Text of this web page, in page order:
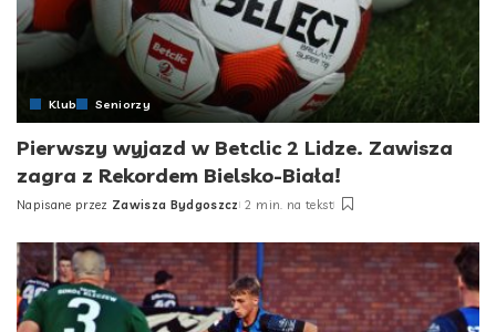
Klub Seniorzy
Pierwszy wyjazd w Betclic 2 Lidze. Zawisza
zagra z Rekordem Bielsko-Biała!
Posted
Napisane przez Zawisza Bydgoszcz 2 min. na tekst